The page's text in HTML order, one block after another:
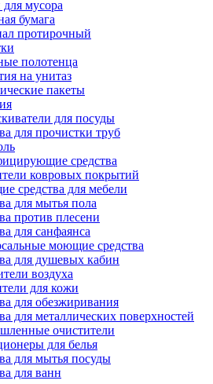
мусора
бумага
протирочный
полотенца
на унитаз
пакеты
для посуды
для прочистки труб
средства
ковровых покрытий
средства для мебели
для мытья пола
против плесени
для санфаянса
моющие средства
для душевых кабин
воздуха
для кожи
для обезжиривания
для металлических поверхностей
очистители
для белья
для мытья посуды
для ванн